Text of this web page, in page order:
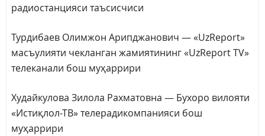
радиостанцияси таъсисчиси
Турдибаев Олимжон Арипджанович — «UzReport»
масъулияти чекланган жамиятининг «UzReport TV»
телеканали бош муҳаррири
Худайкулова Зилола Рахматовна — Бухоро вилояти
«Истиқлол-ТВ» телерадикомпанияси бош
муҳаррири